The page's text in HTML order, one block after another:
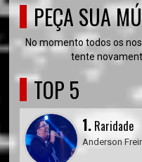
PEÇA SUA
No momento todos os
tente
TOP 5
1. Raridade
Anderson